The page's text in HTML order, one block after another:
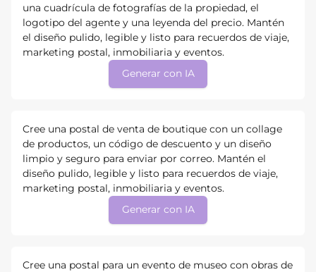
una cuadrícula de fotografías de la propiedad, el
logotipo del agente y una leyenda del precio. Mantén
el diseño pulido, legible y listo para recuerdos de viaje,
marketing postal, inmobiliaria y eventos.
Generar con IA
Cree una postal de venta de boutique con un collage
de productos, un código de descuento y un diseño
limpio y seguro para enviar por correo. Mantén el
diseño pulido, legible y listo para recuerdos de viaje,
marketing postal, inmobiliaria y eventos.
Generar con IA
Cree una postal para un evento de museo con obras de